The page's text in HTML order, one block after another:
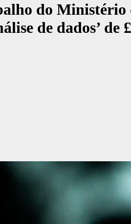
do Ministério
de dados’